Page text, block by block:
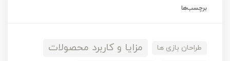
برچسب‌ها
طراحان بازی ها مزایا و کاربرد محصولات